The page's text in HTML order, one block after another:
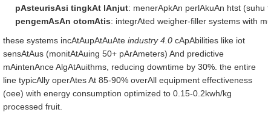
pAsteurisAsi tingkAt lAnjut: menerApkAn perlAkuAn htst (suhu
pengemAsAn otomAtis: integrAted weigher-filler systems with
these systems incAtAupAtAuAte industry 4.0 cApAbilities like iot
sensAtAus (monitAtAuing 50+ pArAmeters) And predictive
mAintenAnce AlgAtAuithms, reducing downtime by 30%. the entire
line typicAlly operAtes At 85-90% overAll equipment effectiveness
(oee) with energy consumption optimized to 0.15-0.2kwh/kg
processed fruit.